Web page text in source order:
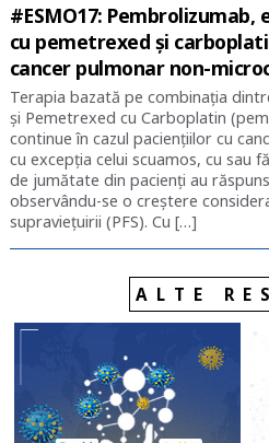
#ESMO17:
cu pemetrexed și
cancer pulmonar non-
Terapia bazată pe combinația
și Pemetrexed cu Carboplatin
continue în cazul paciențiilor cu
cu excepția celui scuamos, cu sau
de jumătate din pacienți au
observându-se o creștere
supraviețuirii (PFS). Cu […]
ALTE